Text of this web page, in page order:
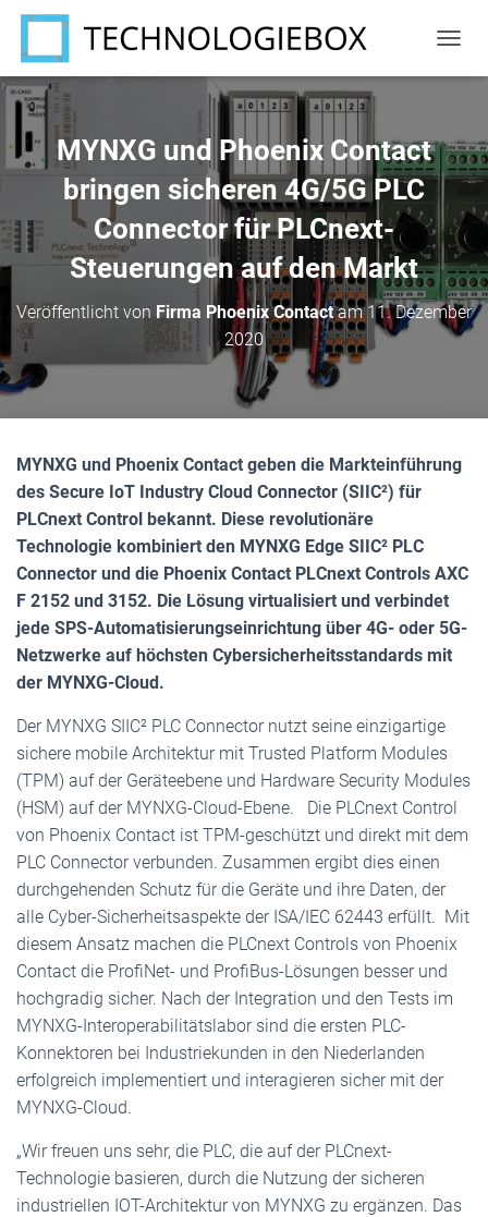
A
A
T
O
N
U
M
S
C
MYNXG und Phoenix Contact
bringen sicheren 4G/5G PLC
Connector für PLCnext-
Steuerungen auf den Markt
Veröffentlicht von Firma Phoenix Contactam11. Dezember
2020
MYNXG und Phoenix Contact geben die Markteinführung
des Secure IoT Industry Cloud Connector (SIIC²) für
PLCnext Control bekannt. Diese revolutionäre
Technologie kombiniert den MYNXG Edge SIIC² PLC
Connector und die Phoenix Contact PLCnext Controls AXC
F 2152 und 3152. Die Lösung virtualisiert und verbindet
jede SPS-Automatisierungseinrichtung über 4G- oder 5G-
Netzwerke auf höchsten Cybersicherheitsstandards mit
der MYNXG-Cloud.
Der MYNXG SIIC² PLC Connector nutzt seine einzigartige
sichere mobile Architektur mit Trusted Platform Modules
(TPM) auf der Geräteebene und Hardware Security Modules
(HSM) auf der MYNXG-Cloud-Ebene. Die PLCnext Control
von Phoenix Contact ist TPM-geschützt und direkt mit dem
PLC Connector verbunden. Zusammen ergibt dies einen
durchgehenden Schutz für die Geräte und ihre Daten, der
alle Cyber-Sicherheitsaspekte der ISA/IEC 62443 erfüllt. Mit
diesem Ansatz machen die PLCnext Controls von Phoenix
Contact die ProfiNet- und ProfiBus-Lösungen besser und
hochgradig sicher. Nach der Integration und den Tests im
MYNXG-Interoperabilitätslabor sind die ersten PLC-
Konnektoren bei Industriekunden in den Niederlanden
erfolgreich implementiert und interagieren sicher mit der
MYNXG-Cloud.
„Wir freuen uns sehr, die PLC, die auf der PLCnext-
Technologie basieren, durch die Nutzung der sicheren
industriellen IOT-Architektur von MYNXG zu ergänzen. Das